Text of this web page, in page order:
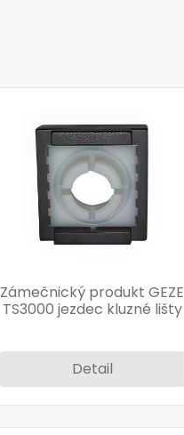
Zámečnický produkt GEZE
TS3000 jezdec kluzné lišty
Detail